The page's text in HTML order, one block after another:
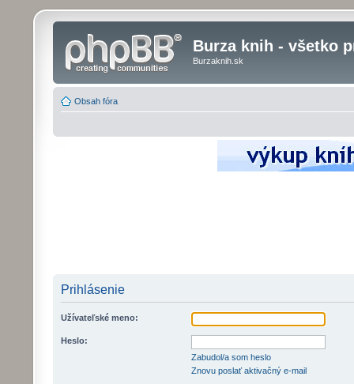
Burza knih - všetko
Burzaknih.sk
Obsah fóra
Prihlásenie
Užívateľské meno:
Heslo:
Zabudol/a som heslo
Znovu poslať aktivačný e-mail